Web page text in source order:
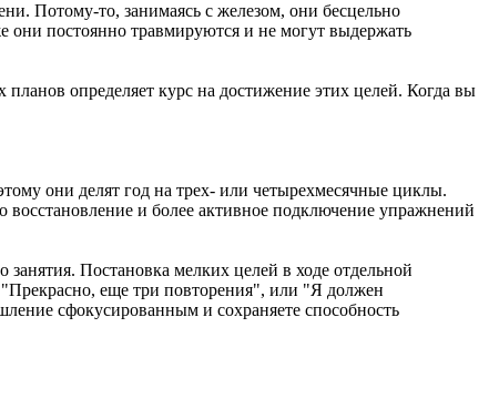
Потому-то, занимаясь с железом, они бесцельно
они постоянно травмируются и не могут выдержать
определяет курс на достижение этих целей. Когда вы
они делят год на трех- или четырехмесячные циклы.
и более активное подключение упражнений
Постановка мелких целей в ходе отдельной
еще три повторения", или "Я должен
сфокусированным и сохраняете способность